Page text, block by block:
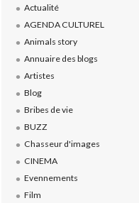
Actualité
AGENDA CULTUREL
Animals story
Annuaire des blogs
Artistes
Blog
Bribes de vie
BUZZ
Chasseur d'images
CINEMA
Evennements
Film